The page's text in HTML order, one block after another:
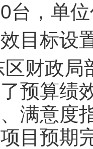
台，单
标设
政局
预算绩
满意度
目预期